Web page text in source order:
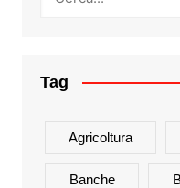
Tag
Agricoltura
Banche